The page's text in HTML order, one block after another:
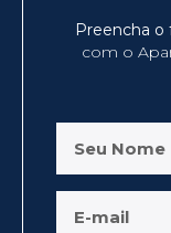
Preencha o
com o